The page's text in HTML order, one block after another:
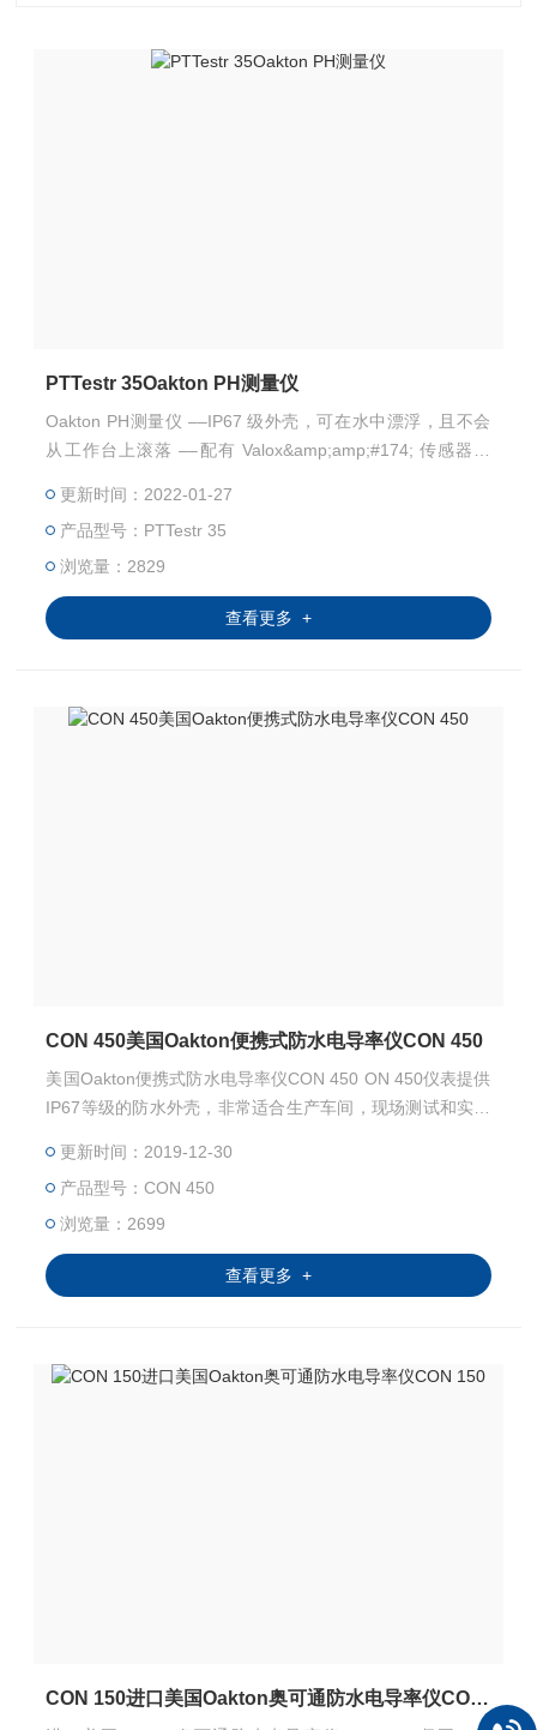
PTTestr 35Oakton PH测量仪
Oakton PH测量仪 ––IP67 级外壳，可在水中漂浮，且不会
从工作台上滚落 ––配有 Valox&amp;amp;#174; 传感器外
––不会受到温度干扰—自动温度补偿功能将影响降至Z低
更新时间：2022-01-27
产品型号：PTTestr 35
浏览量：2829
查看更多 +
CON 450美国Oakton便携式防水电导率仪CON 450
美国Oakton便携式防水电导率仪CON 450 ON 450仪表提供
IP67等级的防水外壳，非常适合生产车间，现场测试和实验
更新时间：2019-12-30
产品型号：CON 450
浏览量：2699
查看更多 +
CON 150进口美国Oakton奥可通防水电导率仪CON 150